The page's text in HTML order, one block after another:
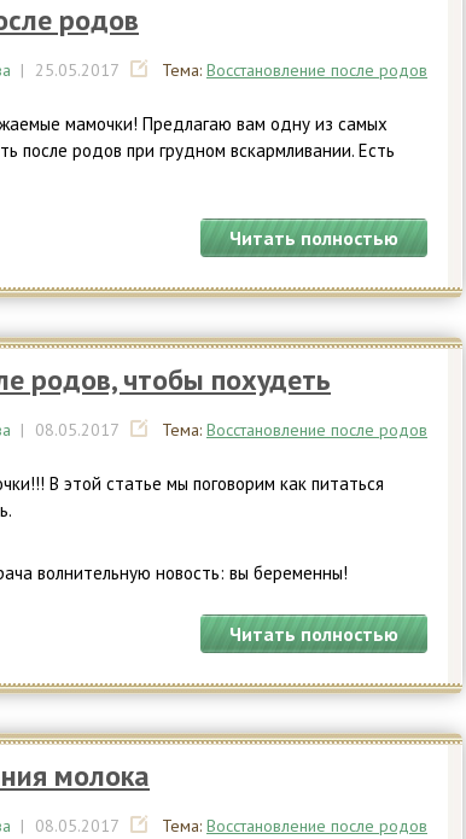
родов
| 25.05.2017 Тема: Восстановление после родов
мамочки! Предлагаю вам одну из самых
после родов при грудном вскармливании. Есть
Читать полностью
родов, чтобы похудеть
| 08.05.2017 Тема: Восстановление после родов
В этой статье мы поговорим как питаться
волнительную новость: вы беременны!
Читать полностью
молока
| 08.05.2017 Тема: Восстановление после родов